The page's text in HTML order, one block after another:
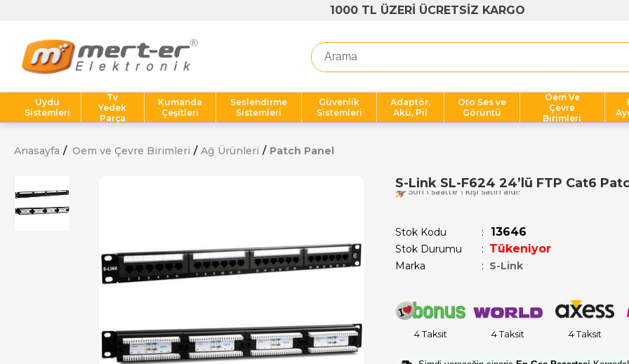
1000 TL ÜZERİ ÜCRETSİZ KARGO
Uydu
Sistemleri
Tv
Yedek
Parça
Kumanda
Çeşitleri
Seslendirme
Sistemleri
Güvenlik
Sistemleri
Adaptör,
Akü, Pil
Oto Ses ve
Görüntü
Oem Ve
Çevre
Birimleri
Anasayfa Oem ve Çevre Birimleri Ağ Ürünleri Patch Panel
S-Link SL-F624 24’lü FTP Cat6
Son 1 saatte 1 kişi satın aldı!
Stok Kodu 13646
Stok Durumu : Tükeniyor
Marka : S-Link
4 Taksit 4 Taksit 4 Taksit